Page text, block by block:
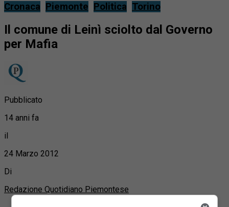
Cronaca Piemonte Politica Torino
Il comune di Leinì sciolto dal Governo
per Mafia
Pubblicato
14 anni fa
il
24 Marzo 2012
Di
Redazione Quotidiano Piemontese